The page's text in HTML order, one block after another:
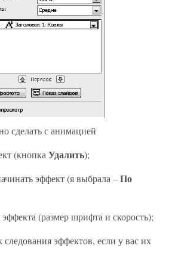
сделать с анимацией
(кнопка Удалить);
эффект (я выбрала –По
эффекта (размер шрифта и скорость);
следования эффектов, если у вас их